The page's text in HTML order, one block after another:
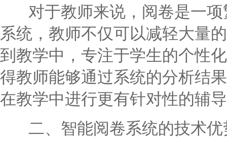
对于教师来说，阅卷是一项
系统，教师不仅可以减轻大量
到教学中，专注于学生的个性
得教师能够通过系统的分析结
在教学中进行更有针对性的辅
二、智能阅卷系统的技术优